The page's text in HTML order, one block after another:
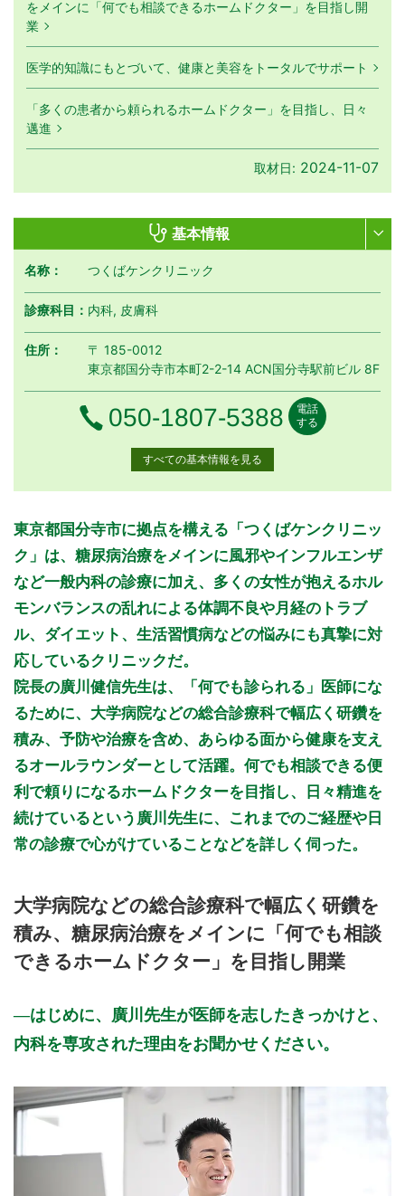
をメインに「何でも相談できるホームドクター」を目指し開
業
医学的知識にもとづいて、健康と美容をトータルでサポート
「多くの患者から頼られるホームドクター」を目指し、日々
邁進
取材日: 2024-11-07
基本情報
名称： つくばケンクリニック
診療科目： 内科, 皮膚科
住所：
〒 185-0012
東京都国分寺市本町2-2-14 ACN国分寺駅前ビル 8F
電話番号
050-1807-5388
電話
する
すべての基本情報を見る
診療時間 月 月曜日
火火曜日
水 水曜日
木 木曜日
金 金曜日 土曜日
日
9:00～12:30
●
9:00～15:00
●
9:00～18:00
● ● ● ●
休診日：日、祝
※診療時間や臨時休診・診療内容等について、事前に必ず医療
機関ホームページ、またはお電話にてご確認ください。
>>病院なびで医療機関の詳細を見る
公式HPはこちら
初診受付
東京都国分寺市に拠点を構える「つくばケンクリニッ
ク」は、糖尿病治療をメインに風邪やインフルエンザ
など一般内科の診療に加え、多くの女性が抱えるホル
モンバランスの乱れによる体調不良や月経のトラブ
ル、ダイエット、生活習慣病などの悩みにも真摯に対
応しているクリニックだ。
院長の廣川健信先生は、「何でも診られる」医師にな
るために、大学病院などの総合診療科で幅広く研鑽を
積み、予防や治療を含め、あらゆる面から健康を支え
るオールラウンダーとして活躍。何でも相談できる便
利で頼りになるホームドクターを目指し、日々精進を
続けているという廣川先生に、これまでのご経歴や日
常の診療で心がけていることなどを詳しく伺った。
大学病院などの総合診療科で幅広く研鑽を
積み、糖尿病治療をメインに「何でも相談
できるホームドクター」を目指し開業
はじめに、廣川先生が医師を志したきっかけと、
内科を専攻された理由をお聞かせください。